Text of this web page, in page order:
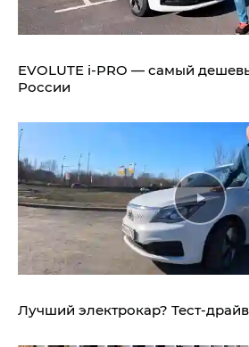
EVOLUTE i‑PRO — самый
России
Лучший электрокар? Тест-драйв